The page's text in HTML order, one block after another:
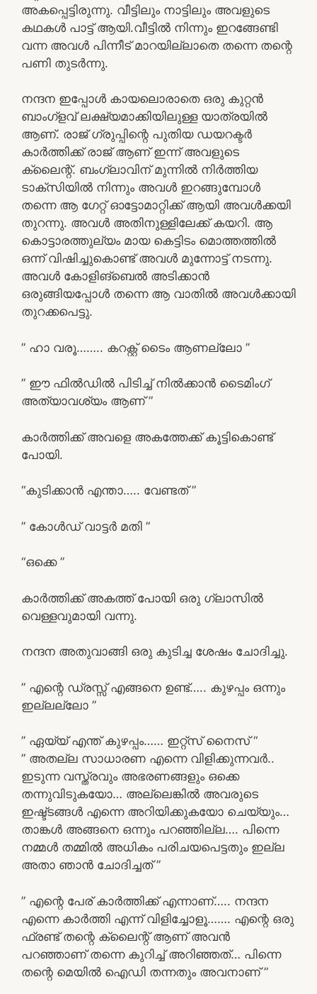
അകപ്പെട്ടിരുന്നു. വീട്ടിലും നാട്ടിലും അവളുടെ
കഥകൾ പാട്ട് ആയി.വീട്ടിൽ നിന്നും ഇറങ്ങേണ്ടി
വന്ന അവൾ പിന്നീട് മാറയില്ലാതെ തന്നെ തന്റെ
പണി തുടർന്നു.
നന്ദന ഇപ്പോൾ കായലൊരാതെ ഒരു കുറ്റൻ
ബാംഗ്ളവ് ലക്ഷ്യമാക്കിയിലുള്ള യാത്രയിൽ
ആണ്. രാജ് ഗ്രുപ്പിന്റെ പുതിയ ഡയറക്ടർ
കാർത്തിക്ക് രാജ് ആണ് ഇന്ന് അവളുടെ
ക്ലൈന്റ്. ബംഗ്ലാവിന് മുന്നിൽ നിർത്തിയ
ടാക്സിയിൽ നിന്നും അവൾ ഇറങ്ങുമ്പോൾ
തന്നെ ആ ഗേറ്റ് ഓട്ടോമാറ്റിക്ക് ആയി അവൾക്കയി
തുറന്നു. അവൾ അതിനുള്ളിലേക്ക് കയറി. ആ
കൊട്ടാരത്തുല്യം മായ കെട്ടിടം മൊത്തത്തിൽ
ഒന്ന് വിഷിച്ചുകൊണ്ട് അവൾ മുന്നോട്ട് നടന്നു.
അവൾ കോളിങ്ബെൽ അടിക്കാൻ
ഒരുങ്ങിയപ്പോൾ തന്നെ ആ വാതിൽ അവൾക്കായി
തുറക്കപെട്ടു.
” ഹാ വരൂ…….. കറക്റ്റ് ടൈം ആണല്ലോ ”
” ഈ ഫിൽഡിൽ പിടിച്ച് നിൽക്കാൻ ടൈമിംഗ്
അത്യാവശ്യം ആണ്‌ ”
കാർത്തിക്ക് അവളെ അകത്തേക്ക് കൂട്ടികൊണ്ട്
പോയി.
“കുടിക്കാൻ എന്താ….. വേണ്ടത് ”
” കോൾഡ് വാട്ടർ മതി ”
“ഒക്കെ ”
കാർത്തിക്ക് അകത്ത് പോയി ഒരു ഗ്ലാസിൽ
വെള്ളവുമായി വന്നു.
നന്ദന അതുവാങ്ങി ഒരു കുടിച്ച ശേഷം ചോദിച്ചു.
” എന്റെ ഡ്രസ്സ്‌ എങ്ങനെ ഉണ്ട്….. കുഴപ്പം ഒന്നും
ഇല്ലല്ലോ ”
” ഏയ്യ് എന്ത് കുഴപ്പം…… ഇറ്റ്സ് നൈസ് “
” അതല്ല സാധാരണ എന്നെ വിളിക്കുന്നവർ..
ഇടുന്ന വസ്ത്രവും അഭരണങ്ങളും ഒക്കെ
തന്നുവിടുകയോ… അല്ലെങ്കിൽ അവരുടെ
ഇഷ്ട്ടങ്ങൾ എന്നെ അറിയിക്കുകയോ ചെയ്യും…
താങ്കൾ അങ്ങനെ ഒന്നും പറഞ്ഞില്ല…. പിന്നെ
നമ്മൾ തമ്മിൽ അധികം പരിചയപെട്ടതും ഇല്ല
അതാ ഞാൻ ചോദിച്ചത് ”
” എന്റെ പേര് കാർത്തിക്ക് എന്നാണ്….. നന്ദന
എന്നെ കാർത്തി എന്ന് വിളിച്ചോളൂ……. എന്റെ ഒരു
ഫ്രണ്ട് തന്റെ ക്ലൈന്റ് ആണ്‌ അവൻ
പറഞ്ഞാണ് തന്നെ കുറിച്ച് അറിഞ്ഞത്… പിന്നെ
തന്റെ മെയിൽ ഐഡി തന്നതും അവനാണ് ”